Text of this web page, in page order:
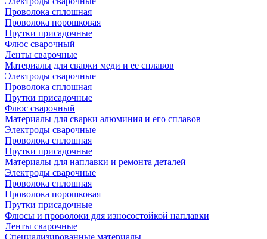
Проволока сплошная
Проволока порошковая
Прутки присадочные
Флюс сварочный
Ленты сварочные
Материалы для сварки меди и ее сплавов
Электроды сварочные
Проволока сплошная
Прутки присадочные
Флюс сварочный
Материалы для сварки алюминия и его сплавов
Электроды сварочные
Проволока сплошная
Прутки присадочные
Материалы для наплавки и ремонта деталей
Электроды сварочные
Проволока сплошная
Проволока порошковая
Прутки присадочные
Флюсы и проволоки для износостойкой наплавки
Ленты сварочные
Специализированные материалы